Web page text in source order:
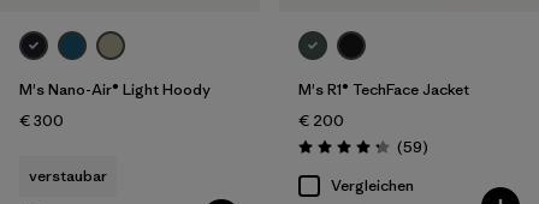
M's Nano-Air® Light Hoody
€ 300
verstaubar
M's R1® TechFace Jacket
€ 200
Bewertung: 4.2 / 5
(59Rezensionen
)
Vergleichen